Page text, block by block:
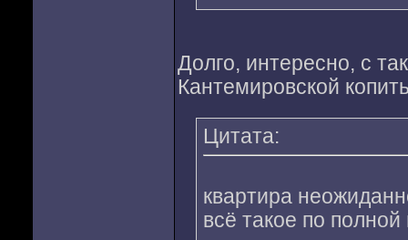
Долго, интересно, с
Кантемировской
Цитата:
квартира
всё такое по